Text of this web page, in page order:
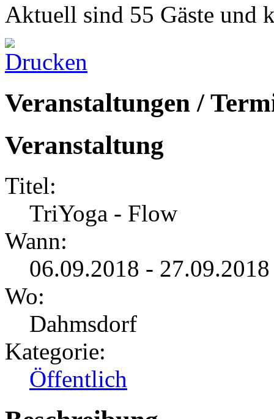
Aktuell sind 55 Gäste und
Veranstaltungen /
Veranstaltung
Titel:
TriYoga - Flow
Wann:
06.09.2018 -
Wo:
Dahmsdorf
Kategorie:
Öffentlich